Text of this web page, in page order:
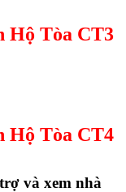
Hộ Tòa CT3
Hộ Tòa CT4
và xem nhà